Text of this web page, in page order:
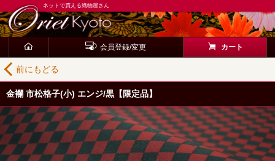
ネットで買える織物屋さん
会員登録/変更 カート
前にもどる
金襴 市松格子(小) エンジ/黒【限定品】